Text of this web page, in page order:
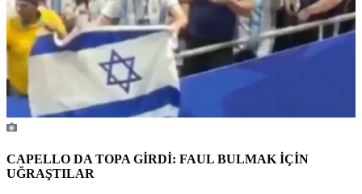
CAPELLO DA TOPA GİRDİ: FAUL BULMAK İÇİN
UĞRAŞTILAR